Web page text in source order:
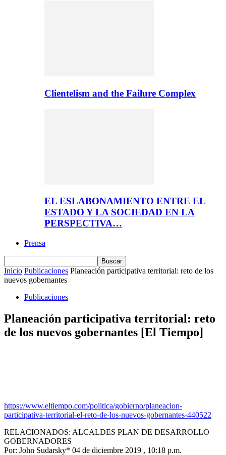
Clientelism and the Failure Complex
EL ESLABONAMIENTO ENTRE EL
ESTADO Y LA SOCIEDAD EN LA
PERSPECTIVA…
Prensa
Inicio Publicaciones Planeación participativa territorial: reto de los
nuevos gobernantes
Publicaciones
Planeación participativa territorial: reto
de los nuevos gobernantes [El Tiempo]
https://www.eltiempo.com/politica/gobierno/planeacion-
participativa-territorial-el-reto-de-los-nuevos-gobernantes-440522
RELACIONADOS: ALCALDES PLAN DE DESARROLLO
GOBERNADORES
Por: John Sudarsky* 04 de diciembre 2019 , 10:18 p.m.